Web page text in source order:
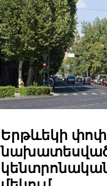
Երթևեկի